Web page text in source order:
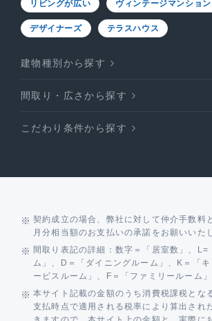
リビングが広い ヴィンテージマンション
デザイナーズ テラスハウス
建物種別から探す
間取り・広さから探す
こだわり条件から探す
契約成立の場合、弊社に対して仲介手数料
月分相当額のお支払いの承諾をお願いいた
間取り表記の詳細：数字＝「居室数」、L=
ム」、D＝「ダイニングルーム」、K＝「
ービスルーム」、F＝「ファミリールーム」
本サイト記載の金額のうち消費税課税とな
支払時点で適用される税率により算出され